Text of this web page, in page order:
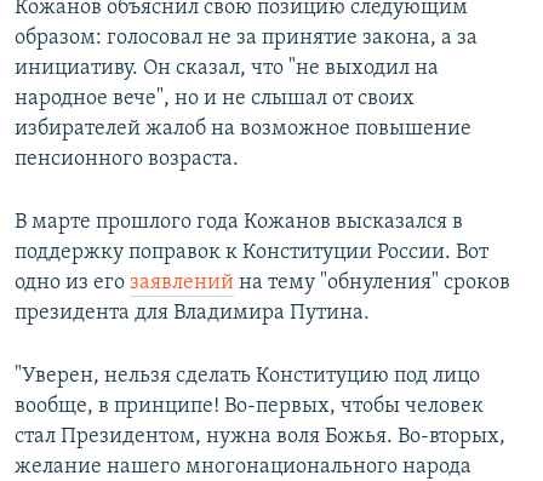
Кожанов объяснил свою позицию следующим
образом: голосовал не за принятие закона, а за
инициативу. Он сказал, что "не выходил на
народное вече", но и не слышал от своих
избирателей жалоб на возможное повышение
пенсионного возраста.
В марте прошлого года Кожанов высказался в
поддержку поправок к Конституции России. Вот
одно из его заявлений на тему "обнуления" сроков
президента для Владимира Путина.
"Уверен, нельзя сделать Конституцию под лицо
вообще, в принципе! Во-первых, чтобы человек
стал Президентом, нужна воля Божья. Во-вторых,
желание нашего многонационального народа